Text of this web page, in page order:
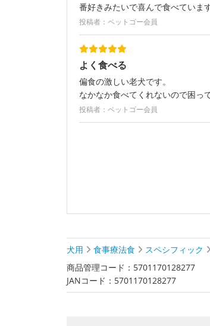
番好きみたいで喜んで食べていま
投稿者：ペットゴー会員
よく食べる
偏食の激しい老犬です。
なかなか食べてくれないので困っ
投稿者：ペットゴー会員
犬用 食事療法食 スペシフィック
商品管理コード：5701170128277
JANコード：5701170128277